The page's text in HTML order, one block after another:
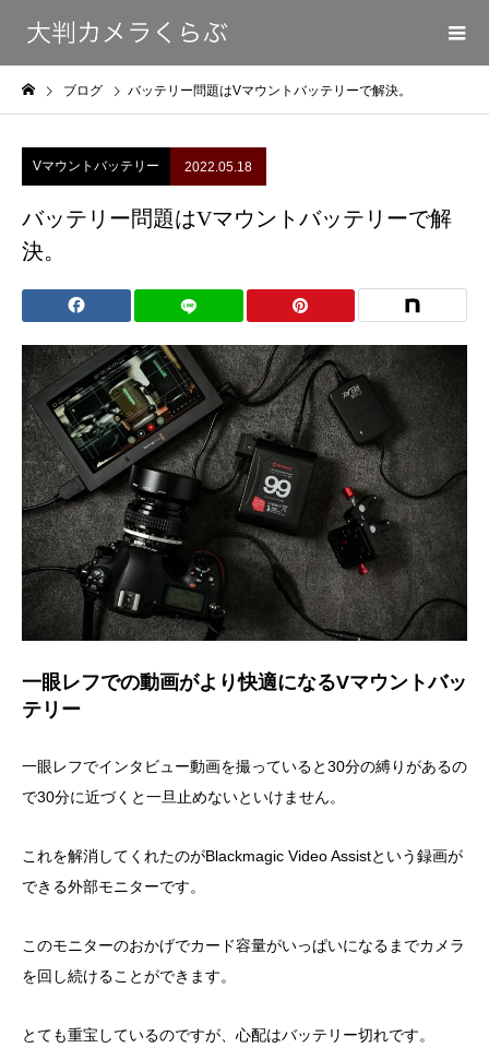
ブログ バッテリー問題はVマウントバッテリーで解決。
Vマウントバッテリー 2022.05.18
バッテリー問題はVマウントバッテリーで解
決。
一眼レフでの動画がより快適になるVマウントバッ
テリー
一眼レフでインタビュー動画を撮っていると30分の縛りがあるの
で30分に近づくと一旦止めないといけません。
これを解消してくれたのがBlackmagic Video Assistという録画が
できる外部モニターです。
このモニターのおかげでカード容量がいっぱいになるまでカメラ
を回し続けることができます。
とても重宝しているのですが、心配はバッテリー切れです。